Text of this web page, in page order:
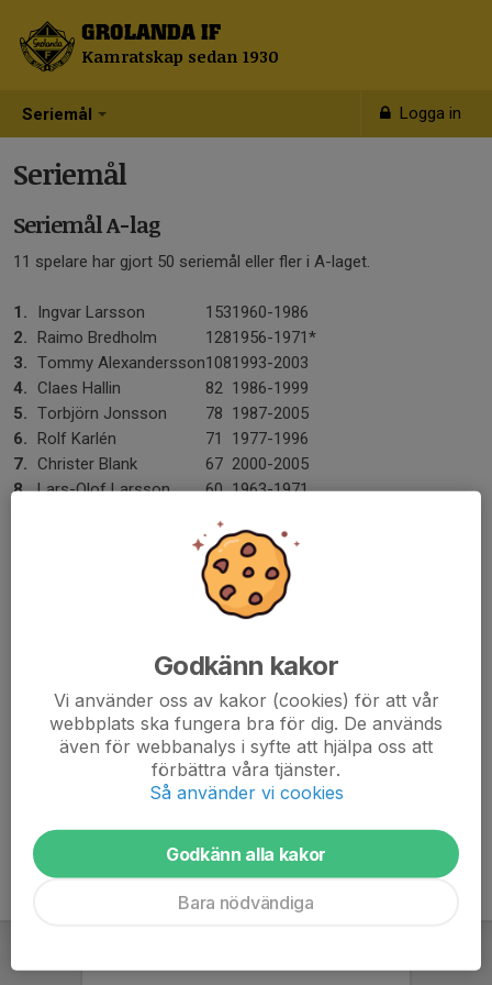
Seriemål Logga in
GROLANDA IF
Kamratskap sedan 1930
Seriemål
Seriemål A-lag
11 spelare har gjort 50 seriemål eller fler i A-laget.
1. Ingvar Larsson 1531960-1986
2. Raimo Bredholm 1281956-1971*
3. Tommy Alexandersson1081993-2003
4. Claes Hallin 82 1986-1999
5. Torbjörn Jonsson 78 1987-2005
6. Rolf Karlén 71
1977-1996
7. Christer Blank 67 2000-2005
8. Lars-Olof Larsson 60 1963-1971
Hans-Olof Gustafsson53 1974-1977
51
1976-1992
* = spelade även före 1956, då statistik började föras.
Sten Gustavsson 991966-1982
Gert Lennartsson61 1980-1989
Rune Arvidsson 2511958-1964*
* = spelade även före 1958, då statistik började föras.
Godkänn kakor
Vi använder oss av kakor (cookies) för att vår
webbplats ska fungera bra för dig. De används
även för webbanalys i syfte att hjälpa oss att
förbättra våra tjänster.
Så använder vi cookies
Godkänn alla kakor
Bara nödvändiga